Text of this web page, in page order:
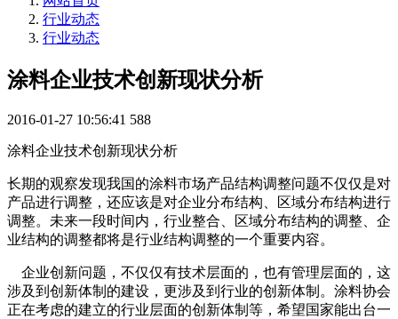
行业动态
行业动态
涂料企业技术创新现状分析
2016-01-27 10:56:41 588
涂料企业技术创新现状分析
长期的观察发现我国的涂料市场产品结构调整问题不仅仅是对
产品进行调整，还应该是对企业分布结构、区域分布结构进行
调整。未来一段时间内，行业整合、区域分布结构的调整、企
业结构的调整都将是行业结构调整的一个重要内容。
企业创新问题，不仅仅有技术层面的，也有管理层面的，这
涉及到创新体制的建设，更涉及到行业的创新体制。涂料协会
正在考虑的建立的行业层面的创新体制等，希望国家能出台一